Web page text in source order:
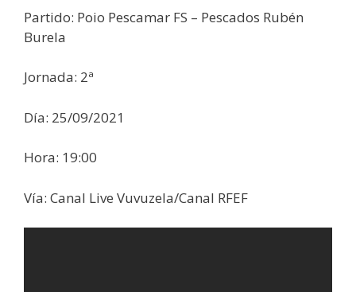
Partido: Poio Pescamar FS – Pescados Rubén
Burela
Jornada: 2ª
Día: 25/09/2021
Hora: 19:00
Vía: Canal Live Vuvuzela/Canal RFEF